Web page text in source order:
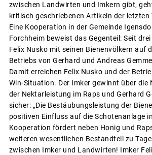
zwischen Landwirten und Imkern gibt,
kritisch geschriebenen Artikeln der letzten
Eine Kooperation in der Gemeinde
Forchheim beweist das Gegenteil: Seit
Felix Nusko mit seinen Bienenvölkern auf
Betriebs von Gerhard und Andreas
Damit erreichen Felix Nusko und der
Win-Situation. Der Imker gewinnt über die
der Nektarleistung im Raps und Gerhard
sicher: „Die Bestäubungsleistung der
positiven Einfluss auf die Schotenanlage
Kooperation fördert neben Honig und
weiteren wesentlichen Bestandteil zu
zwischen Imker und Landwirten! Imker